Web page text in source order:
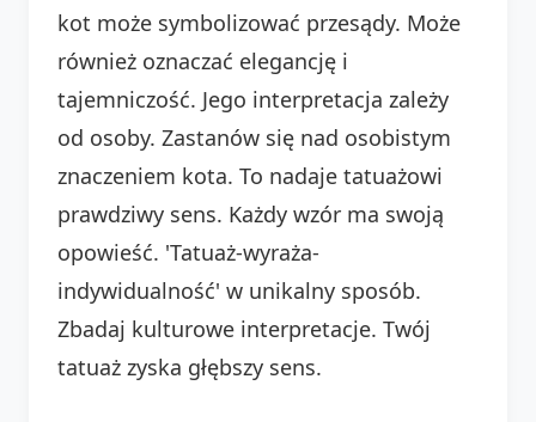
kot może symbolizować przesądy. Może
również oznaczać elegancję i
tajemniczość. Jego interpretacja zależy
od osoby. Zastanów się nad osobistym
znaczeniem kota. To nadaje tatuażowi
prawdziwy sens. Każdy wzór ma swoją
opowieść. 'Tatuaż-wyraża-
indywidualność' w unikalny sposób.
Zbadaj kulturowe interpretacje. Twój
tatuaż zyska głębszy sens.